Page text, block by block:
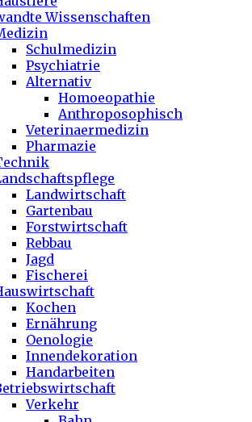
Wissenschaften
Schulmedizin
Psychiatrie
Alternativ
Homoeopathie
Anthroposophisch
Veterinaermedizin
Pharmazie
Landwirtschaft
Gartenbau
Forstwirtschaft
Rebbau
Jagd
Fischerei
Kochen
Ernährung
Oenologie
Innendekoration
Handarbeiten
Verkehr